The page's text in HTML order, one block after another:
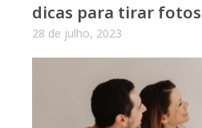
dicas para tirar
28 de julho, 2023